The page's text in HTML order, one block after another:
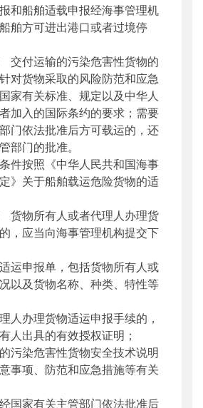
船舶适载申报经海事管理机
舶方可进出港口或者过境停
付运输的污染危害性货物的
对货物采取的风险防范和应急
家有关标准、规定以及中华人
加入的国际条约的要求；需要
门依法批准后方可载运的，还
部门的批准。
按照《中华人民共和国海事
》关于船舶载运危险货物的适
物所有人或者代理人办理货
，应当向海事管理机构提交下
申报单，包括货物所有人或
以及货物名称、种类、特性等
办理货物适运申报手续的，
人出具的有效授权证明；
染危害性货物安全技术说明
事项、防范和应急措施等有关
家有关主管部门依法批准后